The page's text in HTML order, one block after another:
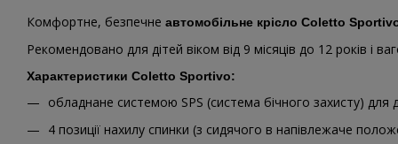
Комфортне, безпечне автомобільне крісло Coletto
Рекомендовано для дітей віком від 9 місяців до 12 років і
Характеристики Coletto Sportivo:
обладнане системою SPS (система бічного захисту) для
4 позиції нахилу спинки (з сидячого в напівлежаче